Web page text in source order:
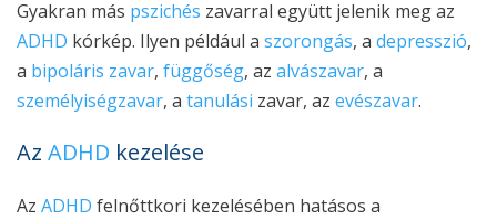
Gyakran más pszichés zavarral együtt jelenik meg az
ADHD kórkép. Ilyen például a szorongás, a depresszió,
a bipoláris zavar, függőség, az alvászavar, a
személyiségzavar, a tanulási zavar, az evészavar.
Az ADHD kezelése
Az ADHD felnőttkori kezelésében hatásos a